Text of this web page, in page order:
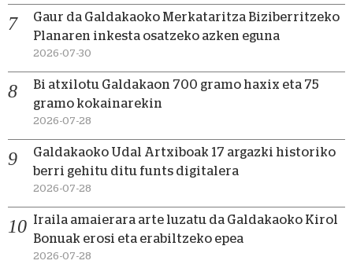
Gaur da Galdakaoko Merkataritza Biziberritzeko
Planaren inkesta osatzeko azken eguna
2026-07-30
Bi atxilotu Galdakaon 700 gramo haxix eta 75
gramo kokainarekin
2026-07-28
Galdakaoko Udal Artxiboak 17 argazki historiko
berri gehitu ditu funts digitalera
2026-07-28
Iraila amaierara arte luzatu da Galdakaoko Kirol
Bonuak erosi eta erabiltzeko epea
2026-07-28